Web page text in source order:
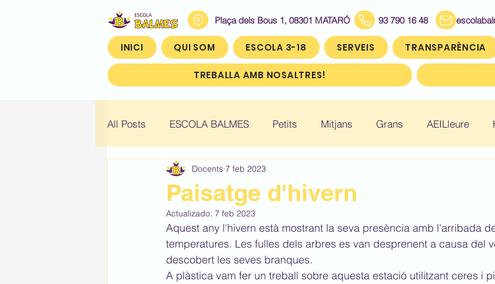
Plaça dels Bous 1, 08301 MATARÓ 93 790 16 48
INICI QUI SOM ESCOLA 3-18 SERVEIS TRANSPARÈNCIA
TREBALLA AMB NOSALTRES!
All Posts ESCOLA BALMES Petits Mitjans Grans AEILleure
Històric: Infantil 4 Històric: Infantil 5
Històric: Quart (4t) Històric: Cinquè (5è)
Paisatge d'hivern
Docents 7 feb 2023
Actualizado: 7 feb 2023
Aquest any l'hivern està mostrant la seva presència amb l'arribada
temperatures. Les fulles dels arbres es van desprenent a causa del
descobert les seves branques.
A plàstica vam fer un treball sobre aquesta estació utilitzant ceres i